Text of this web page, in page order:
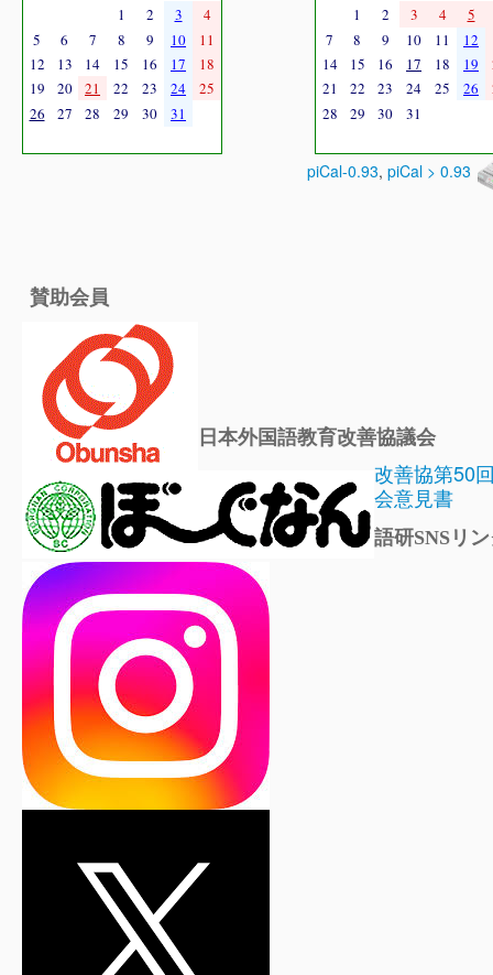
1
2 3
4
5
6 7 8 9 10
11
12
13 14 15 16 17
18
19
20 21 22 23 24
25
26
27 28 29 30 31
1
2 3 4
5
7
8 9 10 11 12
14
15 16 17 18 19
21
22 23 24 25 26
28
29 30 31
piCal-0.93, piCal > 0.93
賛助会員
日本外国語教育改善協議会
改善協第50
会意見書
語研SNSリ